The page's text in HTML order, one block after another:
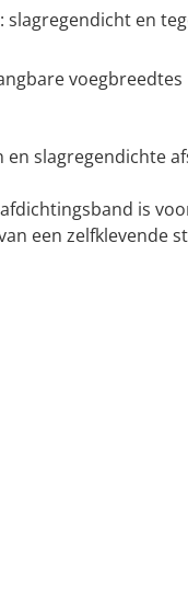
en
voegbreedtes
slagregendichte
is
een zelfklevende